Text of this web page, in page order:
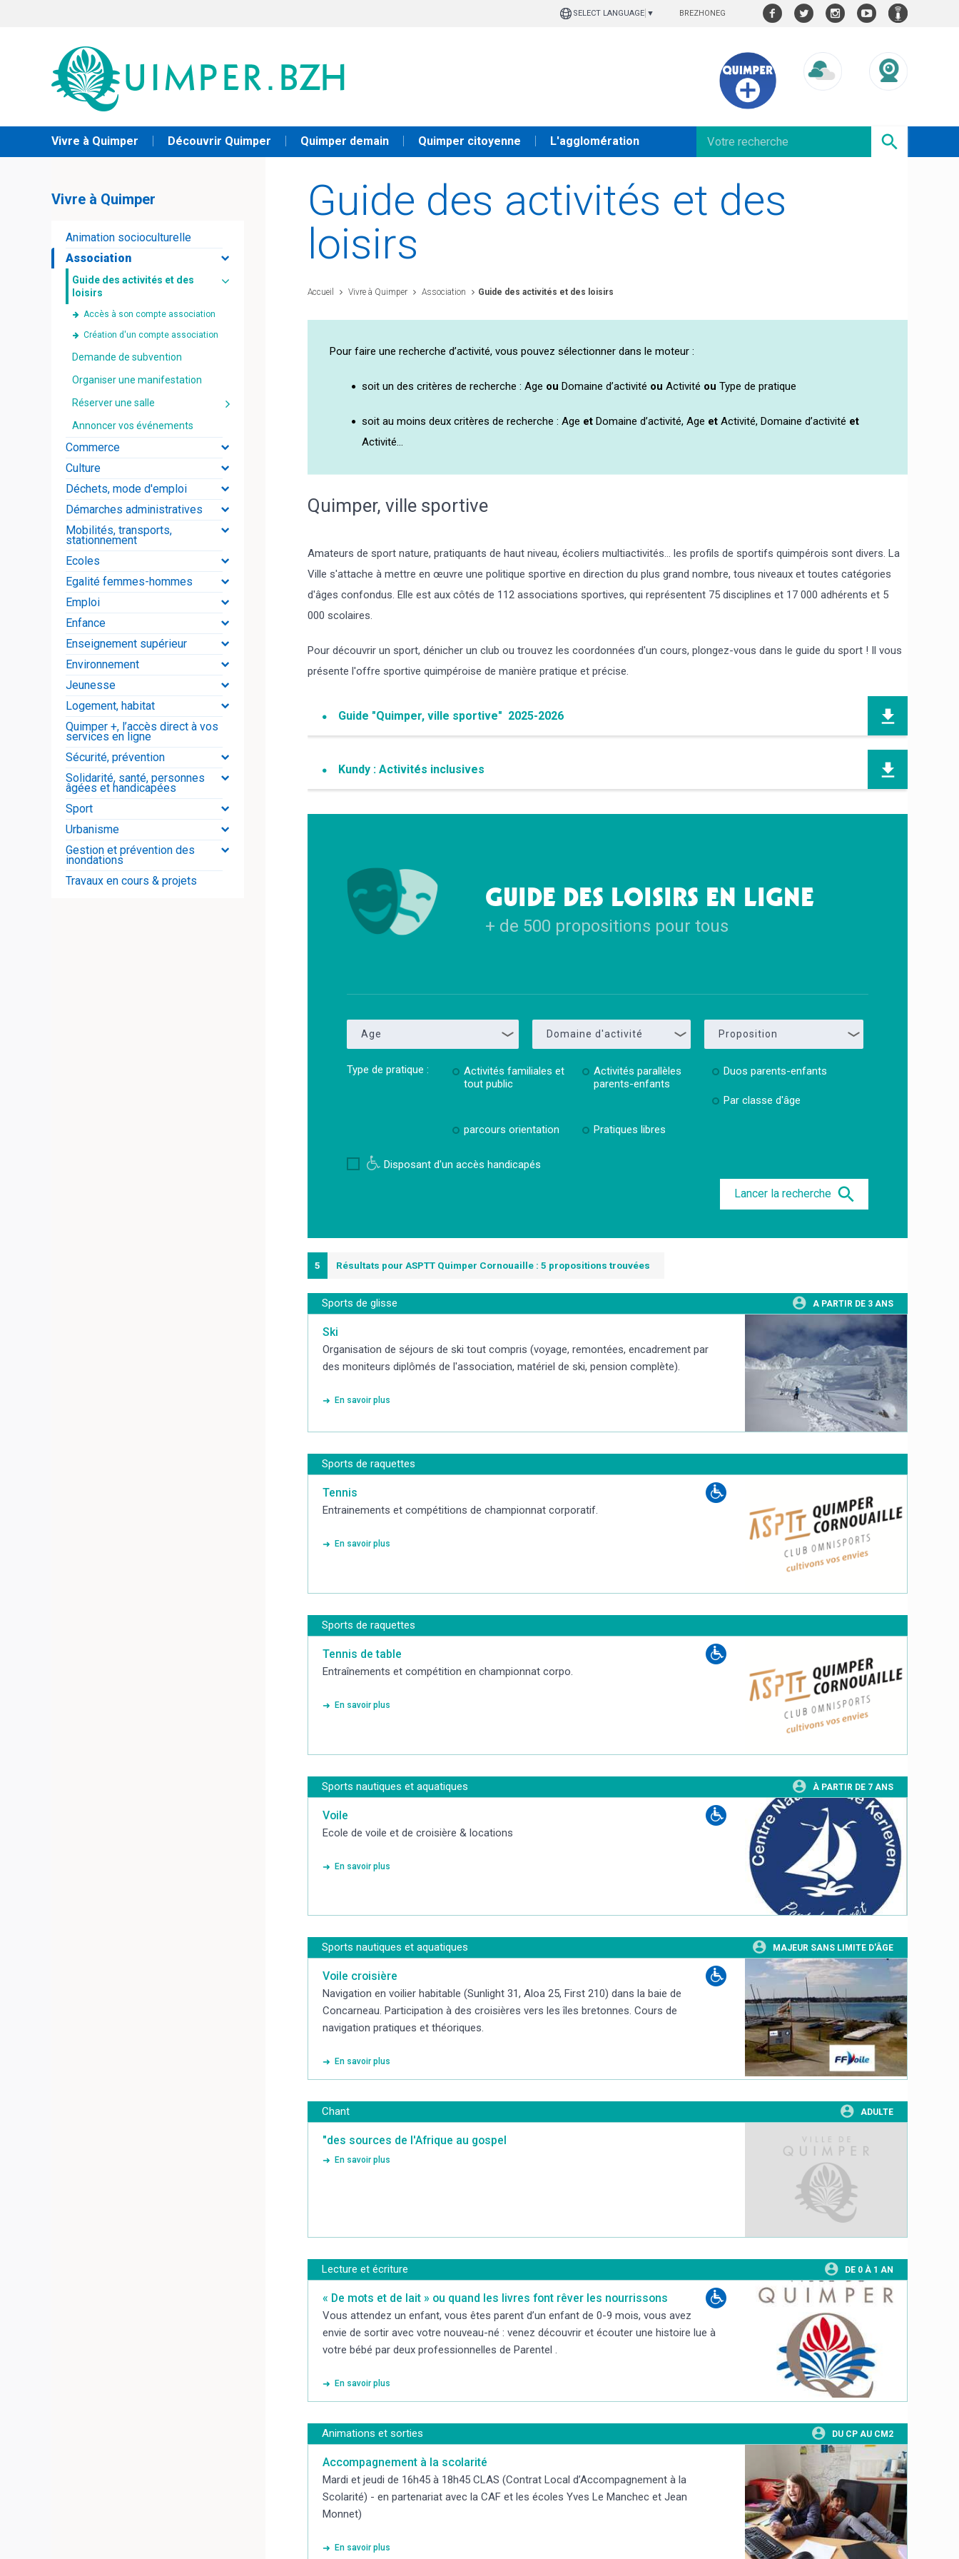
SELECT LANGUAGE ▼ BREZHONEG
Vivre à Quimper Découvrir Quimper Quimper demain Quimper citoyenne L'agglomération
Guide des activités et des
loisirs
Accueil Vivre à Quimper Association Guide des activités et des loisirs
Pour faire une recherche d’activité, vous pouvez sélectionner dans le moteur :
soit un des critères de recherche : Age ou Domaine d’activité ou Activité ou Type de pratique
soit au moins deux critères de recherche : Age et Domaine d’activité, Age et Activité, Domaine d’activité et
Activité...
Quimper, ville sportive
Amateurs de sport nature, pratiquants de haut niveau, écoliers multiactivités... les profils de sportifs quimpérois sont divers. La
Ville s'attache à mettre en œuvre une politique sportive en direction du plus grand nombre, tous niveaux et toutes catégories
d'âges confondus. Elle est aux côtés de 112 associations sportives, qui représentent 75 disciplines et 17 000 adhérents et 5
000 scolaires.
Pour découvrir un sport, dénicher un club ou trouvez les coordonnées d'un cours, plongez-vous dans le guide du sport ! Il vous
présente l'offre sportive quimpéroise de manière pratique et précise.
Guide "Quimper, ville sportive" 2025-2026
Kundy : Activités inclusives
GUIDE DES LOISIRS EN LIGNE
+ de 500 propositions pour tous
Age Domaine d'activité Proposition
Type de pratique :
Activités familiales et
tout public
Activités parallèles
parents-enfants
Duos parents-enfants
Par classe d'âge
parcours orientation Pratiques libres
Disposant d'un accès handicapés
Lancer la recherche
5 Résultats pour ASPTT Quimper Cornouaille : 5 propositions trouvées
Sports de glisse A PARTIR DE 3 ANS
Ski
Organisation de séjours de ski tout compris (voyage, remontées, encadrement par
des moniteurs diplômés de l'association, matériel de ski, pension complète).
En savoir plus
Sports de raquettes
Tennis
Entrainements et compétitions de championnat corporatif.
En savoir plus
Sports de raquettes
Tennis de table
Entraînements et compétition en championnat corpo.
En savoir plus
Sports nautiques et aquatiques À PARTIR DE 7 ANS
Voile
Ecole de voile et de croisière & locations
En savoir plus
Sports nautiques et aquatiques MAJEUR SANS LIMITE D'ÂGE
Voile croisière
Navigation en voilier habitable (Sunlight 31, Aloa 25, First 210) dans la baie de
Concarneau. Participation à des croisières vers les îles bretonnes. Cours de
navigation pratiques et théoriques.
En savoir plus
Chant ADULTE
"des sources de l'Afrique au gospel
En savoir plus
Lecture et écriture DE 0 À 1 AN
« De mots et de lait » ou quand les livres font rêver les nourrissons
Vous attendez un enfant, vous êtes parent d’un enfant de 0-9 mois, vous avez
envie de sortir avec votre nouveau-né : venez découvrir et écouter une histoire lue à
votre bébé par deux professionnelles de Parentel .
En savoir plus
Animations et sorties DU CP AU CM2
Accompagnement à la scolarité
Mardi et jeudi de 16h45 à 18h45 CLAS (Contrat Local d’Accompagnement à la
Scolarité) - en partenariat avec la CAF et les écoles Yves Le Manchec et Jean
Monnet)
En savoir plus
Vivre à Quimper
Animation socioculturelle
Association
Guide des activités et des
loisirs
Accès à son compte association
Création d'un compte association
Demande de subvention
Organiser une manifestation
Réserver une salle
Annoncer vos événements
Commerce
Culture
Déchets, mode d'emploi
Démarches administratives
Mobilités, transports,
stationnement
Ecoles
Egalité femmes-hommes
Emploi
Enfance
Enseignement supérieur
Environnement
Jeunesse
Logement, habitat
Quimper +, l’accès direct à vos
services en ligne
Sécurité, prévention
Solidarité, santé, personnes
âgées et handicapées
Sport
Urbanisme
Gestion et prévention des
inondations
Travaux en cours & projets